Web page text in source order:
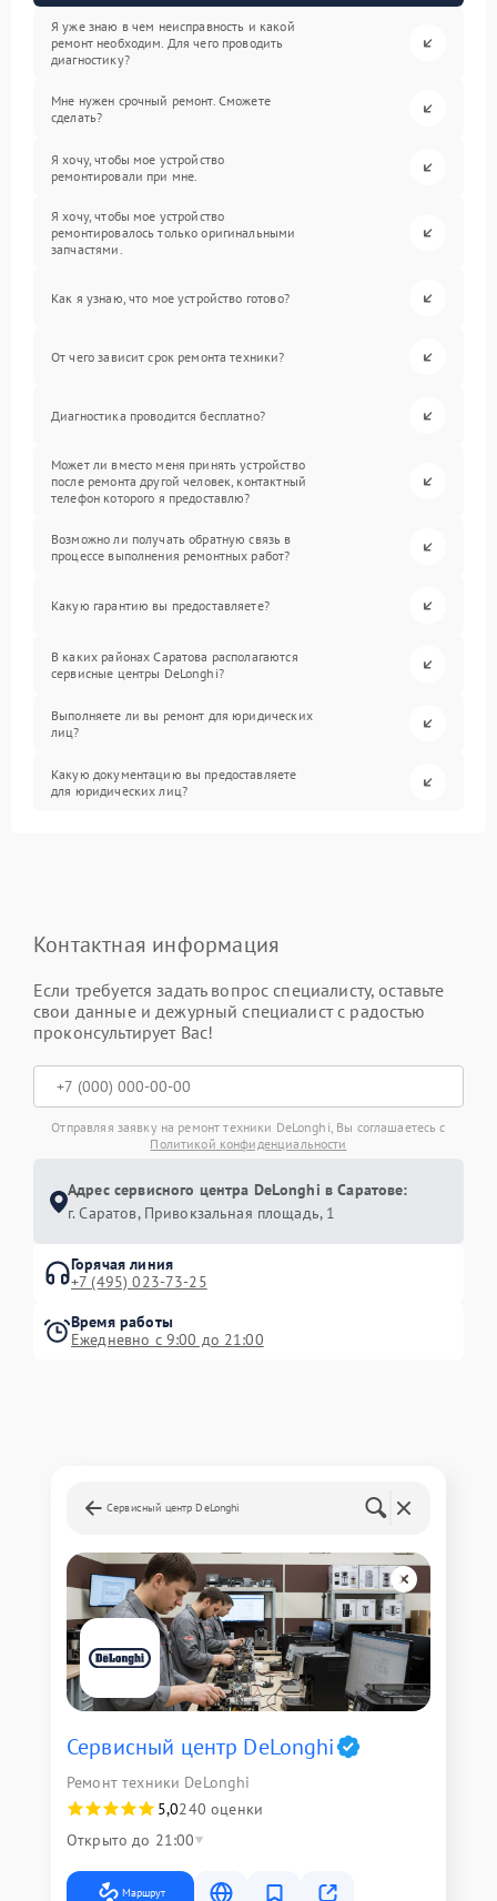
Я уже знаю в чем неисправность и какой
ремонт необходим. Для чего проводить
диагностику?
Мне нужен срочный ремонт. Сможете
сделать?
Я хочу, чтобы мое устройство
ремонтировали при мне.
Я хочу, чтобы мое устройство
ремонтировалось только оригинальными
запчастями.
Как я узнаю, что мое устройство готово?
От чего зависит срок ремонта техники?
Диагностика проводится бесплатно?
Может ли вместо меня принять устройство
после ремонта другой человек, контактный
телефон которого я предоставлю?
Возможно ли получать обратную связь в
процессе выполнения ремонтных работ?
Какую гарантию вы предоставляете?
В каких районах Саратова располагаются
сервисные центры DeLonghi?
Выполняете ли вы ремонт для юридических
лиц?
Какую документацию вы предоставляете
для юридических лиц?
Контактная информация
Если требуется задать вопрос специалисту, оставьте
свои данные и дежурный специалист с радостью
проконсультирует Вас!
Отправляя заявку на ремонт техники DeLonghi, Вы соглашаетесь с
Политикой конфиденциальности
Адрес сервисного центра DeLonghi в Саратове:
г. Саратов, Привокзальная площадь, 1
Горячая линия
+7 (495) 023-73-25
Время работы
Ежедневно с 9:00 до 21:00
Сервисный центр DeLonghi
Сервисный центр DeLonghi
Ремонт техники DeLonghi
5,0240 оценки
Открыто до 21:00
Маршрут